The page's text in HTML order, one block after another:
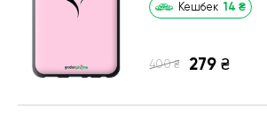
Кешбек 14 ₴
400 ₴ 279 ₴